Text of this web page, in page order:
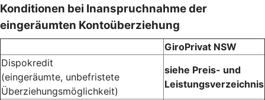
Konditionen bei Inanspruchnahme der
eingeräumten Kontoüberziehung
GiroPrivat NSW
Dispokredit
(eingeräumte, unbefristete
Überziehungsmöglichkeit)
siehe Preis- und
Leistungsverzeichnis